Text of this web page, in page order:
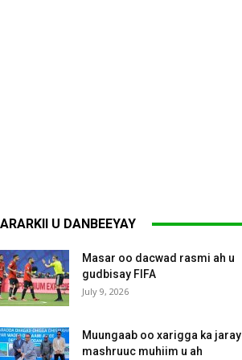
U DANBEEYAY
Masar oo dacwad rasmi ah u
gudbisay FIFA
July 9, 2026
Muungaab oo xarigga ka jaray
mashruuc muhiim u ah